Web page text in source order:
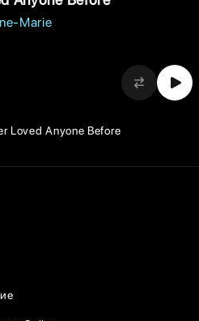
Marie
Loved Anyone Before